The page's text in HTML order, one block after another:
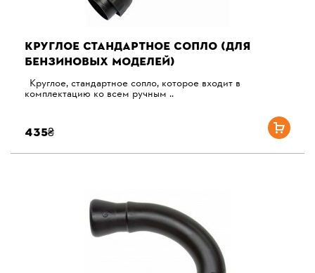
КРУГЛОЕ СТАНДАРТНОЕ СОПЛО (ДЛЯ
БЕНЗИНОВЫХ МОДЕЛЕЙ)
Круглое, стандартное сопло, которое входит в
комплектацию ко всем ручным ..
435₴